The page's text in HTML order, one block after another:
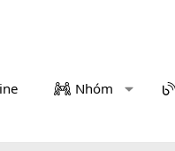
Nhóm